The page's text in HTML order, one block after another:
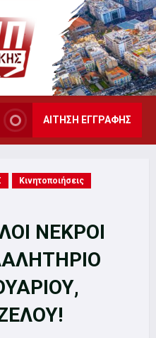
ΑΙΤΗΣΗ ΕΓΓΡΑΦΗΣ
Κινητοποιήσεις
ΝΕΚΡΟΙ